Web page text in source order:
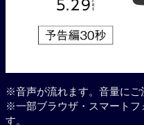
※音声が流れます。音量にご
※一部ブラウザ・スマートフ
す。